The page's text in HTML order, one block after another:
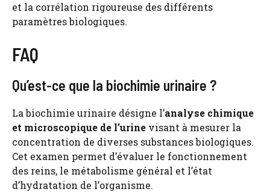
et la corrélation rigoureuse des différents
paramètres biologiques.
FAQ
Qu’est-ce que la biochimie urinaire ?
La biochimie urinaire désigne l’analyse chimique
et microscopique de l’urine visant à mesurer la
concentration de diverses substances biologiques.
Cet examen permet d’évaluer le fonctionnement
des reins, le métabolisme général et l’état
d’hydratation de l’organisme.